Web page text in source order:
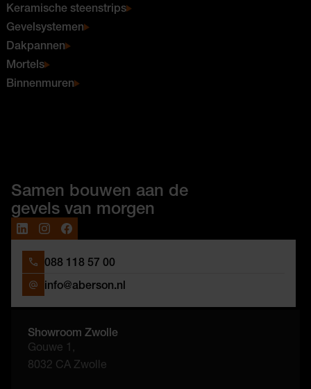
Keramische steenstrips
Gevelsystemen
Dakpannen
Mortels
Binnenmuren
Samen bouwen aan de
gevels van morgen
088 118 57 00
info@aberson.nl
Showroom Zwolle
Gouwe 1,
8032 CA Zwolle